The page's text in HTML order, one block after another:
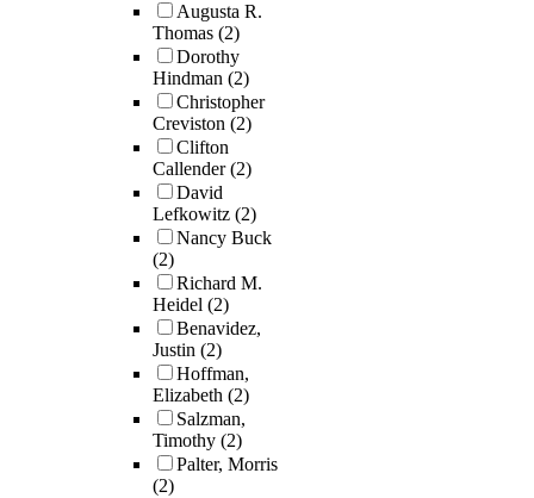
Augusta R.
Thomas (2)
Dorothy
Hindman (2)
Christopher
Creviston (2)
Clifton
Callender(2)
David
Lefkowitz (2)
Nancy Buck
(2)
Richard M.
Heidel (2)
Benavidez,
Justin (2)
Hoffman,
Elizabeth (2)
Salzman,
Timothy (2)
Palter, Morris
(2)